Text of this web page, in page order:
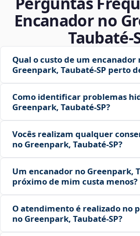
Encanador no
Qual o custo de um encanador
Greenpark, Taubaté‑SP perto
Como identificar problemas
Greenpark, Taubaté‑SP?
Vocês realizam qualquer
no Greenpark, Taubaté‑SP?
Um encanador no Greenpark,
próximo de mim custa menos?
O atendimento é realizado no
no Greenpark, Taubaté‑SP?